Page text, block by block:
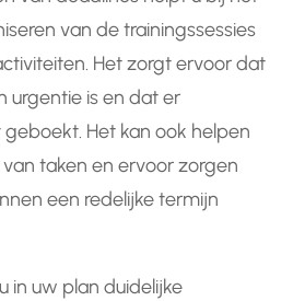
van de trainingssessies
Het zorgt ervoor dat
urgentie is en dat er
Het kan ook helpen
taken en ervoor zorgen
een redelijke termijn
in uw plan duidelijke